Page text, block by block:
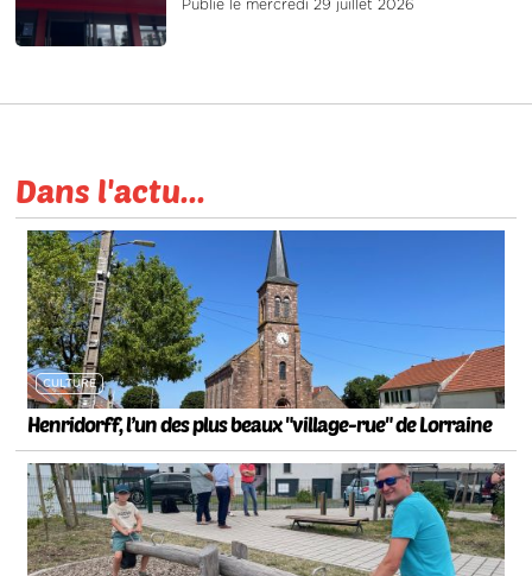
Publié le mercredi 29 juillet 2026
Dans l'actu...
CULTURE
Henridorff, l’un des plus beaux "village-rue" de Lorraine